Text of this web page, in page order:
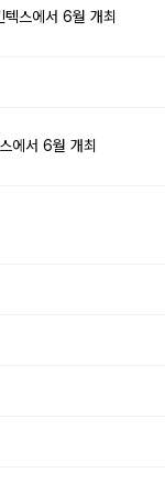
스에서 6월 개최
에서 6월 개최